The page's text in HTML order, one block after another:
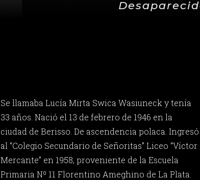
Se llamaba Lucía Mirta Swica Wasiuneck y tenía
33 años. Nació el 13 de febrero de 1946 en la
ciudad de Berisso. De ascendencia polaca. Ingresó
al “Colegio Secundario de Señoritas” Liceo “Víctor
Mercante” en 1958, proveniente de la Escuela
Primaria Nº 11 Florentino Ameghino de La Plata.